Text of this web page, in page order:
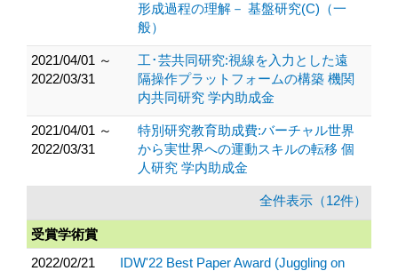
形成過程の理解－ 基盤研究(C)（一
般）
2021/04/01 ～
2022/03/31
工･芸共同研究:視線を入力とした遠
隔操作プラットフォームの構築 機関
内共同研究 学内助成金
2021/04/01 ～
2022/03/31
特別研究教育助成費:バーチャル世界
から実世界への運動スキルの転移 個
人研究 学内助成金
全件表示（12件）
受賞学術賞
2022/02/21
IDW'22 Best Paper Award (Juggling on